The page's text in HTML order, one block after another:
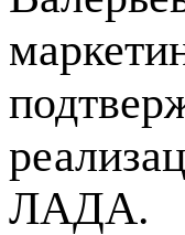
ЛАДА.